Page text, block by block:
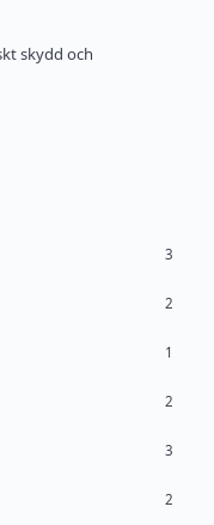
skydd och
3
2
1
2
3
2